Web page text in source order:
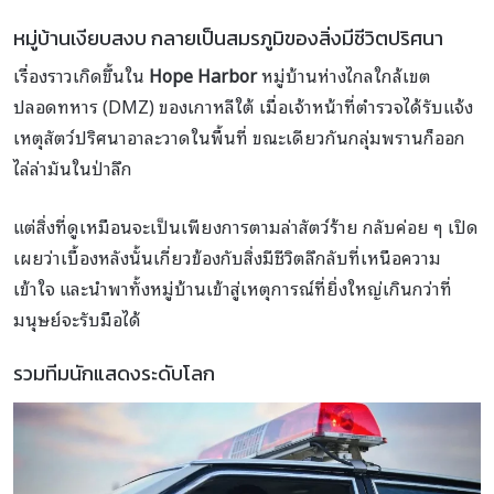
หมู่บ้านเงียบสงบ กลายเป็นสมรภูมิของสิ่งมีชีวิตปริศนา
เรื่องราวเกิดขึ้นใน Hope Harborหมู่บ้านห่างไกลใกล้เขต
ปลอดทหาร (DMZ) ของเกาหลีใต้ เมื่อเจ้าหน้าที่ตำรวจได้รับแจ้ง
เหตุสัตว์ปริศนาอาละวาดในพื้นที่ ขณะเดียวกันกลุ่มพรานก็ออก
ไล่ล่ามันในป่าลึก
แต่สิ่งที่ดูเหมือนจะเป็นเพียงการตามล่าสัตว์ร้าย กลับค่อย ๆ เปิด
เผยว่าเบื้องหลังนั้นเกี่ยวข้องกับสิ่งมีชีวิตลึกลับที่เหนือความ
เข้าใจ และนำพาทั้งหมู่บ้านเข้าสู่เหตุการณ์ที่ยิ่งใหญ่เกินกว่าที่
มนุษย์จะรับมือได้
รวมทีมนักแสดงระดับโลก